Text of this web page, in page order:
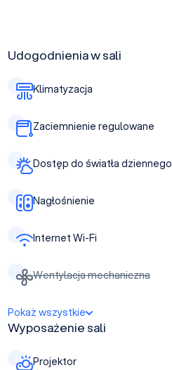
Udogodnienia w sali
Klimatyzacja
Zaciemnienie regulowane
Dostęp do światła dziennego
Nagłośnienie
Internet Wi-Fi
Wentylacja mechaniczna
Pokaż wszystkie
Wyposażenie sali
Projektor